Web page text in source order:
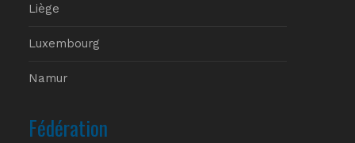
Liège
Luxembourg
Namur
Fédération